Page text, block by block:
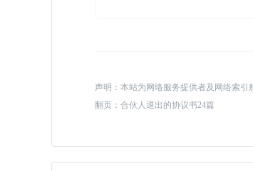
声明：本站为网络服务提供者及网络索
翻页： 合伙人退出的协议书24篇